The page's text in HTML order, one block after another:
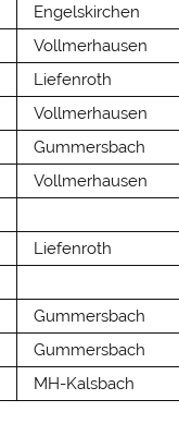
Engelskirchen
Vollmerhausen
Liefenroth
Vollmerhausen
Gummersbach
Vollmerhausen
Liefenroth
Gummersbach
Gummersbach
MH-Kalsbach